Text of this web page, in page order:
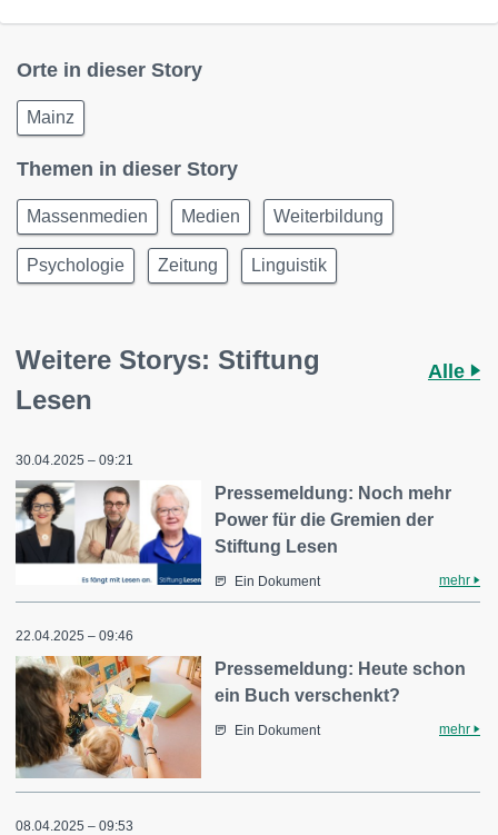
Orte in dieser Story
Mainz
Themen in dieser Story
Massenmedien Medien Weiterbildung
Psychologie Zeitung Linguistik
Weitere Storys: Stiftung
Lesen
Alle
30.04.2025 – 09:21
Pressemeldung: Noch mehr
Power für die Gremien der
Stiftung Lesen
Ein Dokument mehr
22.04.2025 – 09:46
Pressemeldung: Heute schon
ein Buch verschenkt?
Ein Dokument mehr
08.04.2025 – 09:53